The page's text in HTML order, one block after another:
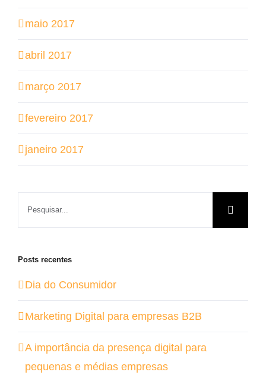
maio 2017
abril 2017
março 2017
fevereiro 2017
janeiro 2017
Posts recentes
Dia do Consumidor
Marketing Digital para empresas B2B
A importância da presença digital para
pequenas e médias empresas